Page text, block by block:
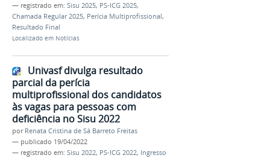
— registrado em: Sisu 2025, PS-ICG 2025,
Chamada Regular 2025, Perícia Multiprofissional,
Resultado Final
Localizado em Notícias
Univasf divulga resultado
parcial da perícia
multiprofissional dos candidatos
às vagas para pessoas com
deficiência no Sisu 2022
por Renata Cristina de Sá Barreto Freitas
— publicado 19/04/2022
— registrado em: Sisu 2022, PS-ICG 2022, Ingresso